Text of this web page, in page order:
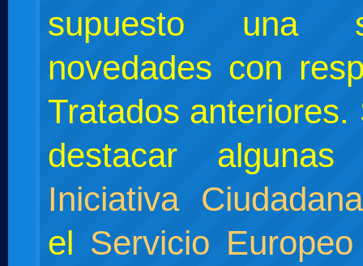
supuesto una
novedades con
Tratados anteriores.
destacar
Iniciativa
el Servicio